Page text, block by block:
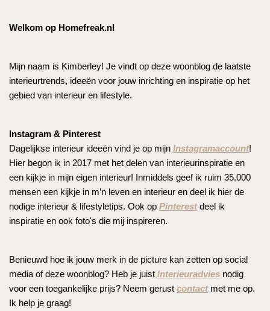
Welkom op Homefreak.nl
Mijn naam is Kimberley! Je vindt op deze woonblog de laatste
interieurtrends, ideeën voor jouw inrichting en inspiratie op het
gebied van interieur en lifestyle.
Instagram & Pinterest
Dagelijkse interieur ideeën vind je op mijn Instagramaccount!
Hier begon ik in 2017 met het delen van interieurinspiratie en
een kijkje in mijn eigen interieur! Inmiddels geef ik ruim 35.000
mensen een kijkje in m’n leven en interieur en deel ik hier de
nodige interieur & lifestyletips. Ook op Pinterestdeel ik
inspiratie en ook foto's die mij inspireren.
Benieuwd hoe ik jouw merk in de picture kan zetten op social
media of deze woonblog? Heb je juist interieuradvies nodig
voor een toegankelijke prijs? Neem gerust contactmet me op.
Ik help je graag!